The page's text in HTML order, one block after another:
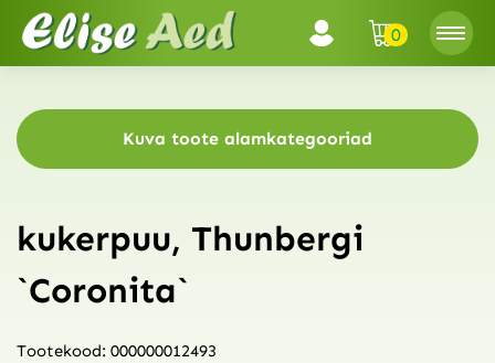
0
Kuva toote alamkategooriad
kukerpuu, Thunbergi
`Coronita`
Tootekood: 000000012493